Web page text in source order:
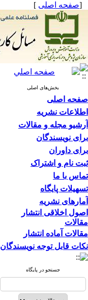
[صفحه اصلی ]
بخش‌های اصلی
صفحه اصلی
اطلاعات نشریه
آرشیو مجله و مقالات
برای نویسندگان
برای داوران
ثبت نام و اشتراک
تماس با ما
تسهیلات پایگاه
آمارهای نشریه
اصول اخلاقی انتشار
مقالات
مقالات آماده انتشار
نکات قابل توجه نویسندگان
جستجو در پایگاه